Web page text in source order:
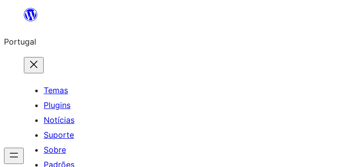
Saltar
o
conteúdo
Portugal
Temas
Plugins
Notícias
Suporte
Sobre
Padrões